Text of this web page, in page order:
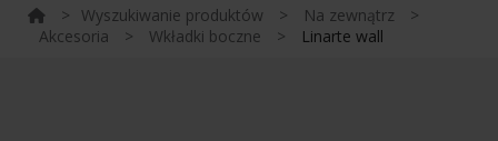
> Wyszukiwanie produktów > Na zewnątrz
>
Akcesoria
> Wkładki boczne > Linarte wall